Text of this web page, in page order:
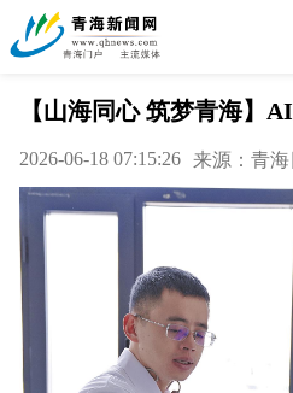
【山海同心 筑梦青海】
2026-06-18 07:15:26 来源：青海